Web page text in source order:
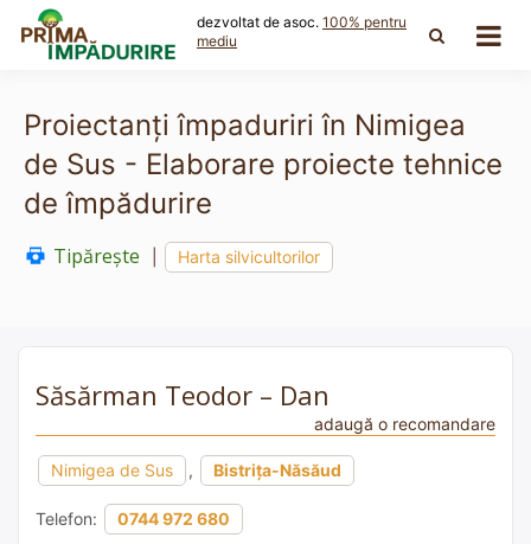
content
dezvoltat de asoc. 100% pentru
mediu
Proiectanți împaduriri în Nimigea
de Sus - Elaborare proiecte tehnice
de împădurire
Tipărește Harta silvicultorilor
Săsărman Teodor – Dan
adaugă o recomandare
Nimigea de Sus , Bistrița-Năsăud
Telefon: 0744 972 680